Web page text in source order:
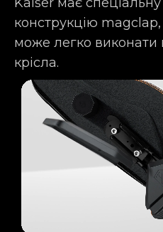
конструкцію
може легко виконати
крісла.